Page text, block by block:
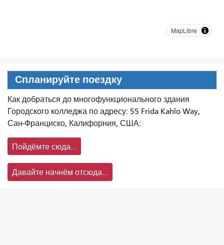
MapLibre
Спланируйте поездку
Как добраться до многофункционального здания
Городского колледжа по адресу: 55 Frida Kahlo Way,
Сан-Франциско, Калифорния, США:
Пойдёмте сюда...
Давайте начнём отсюда...